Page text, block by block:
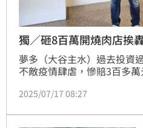
獨／砸8百萬開燒肉店挨
夢多（大谷主水）過去投資
不敵疫情肆虐，慘賠3百多
萬元開日式燒肉店。不過近
了。蔡維歆
2025/07/17 08:27